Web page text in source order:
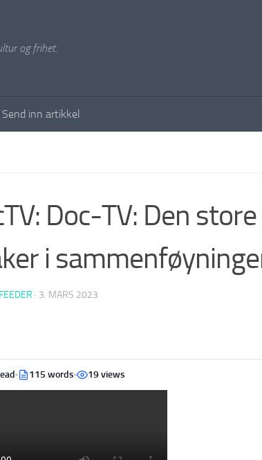
og frihet.
Send inn artikkel
Doc-TV: Den
i
· 3. MARS 2023
115 words 19 views